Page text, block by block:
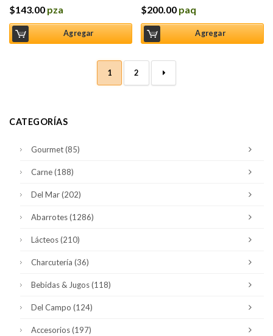
$143.00 pza
Agregar
$200.00 paq
Agregar
1 2 →
CATEGORÍAS
Gourmet(85)
Carne(188)
Del Mar(202)
Abarrotes(1286)
Lácteos(210)
Charcutería (36)
Bebidas & Jugos(118)
Del Campo (124)
Accesorios(197)